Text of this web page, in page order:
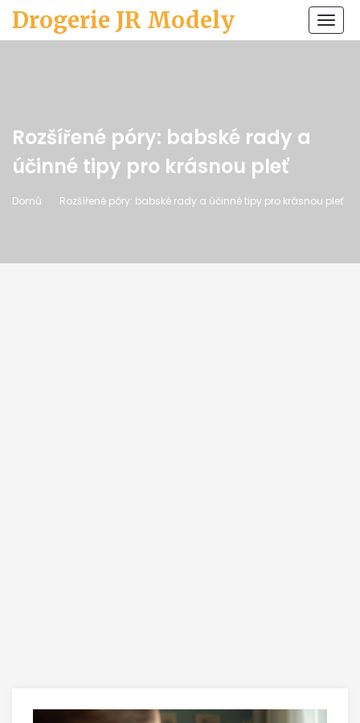
Drogerie JR Modely
Rozšířené póry: babské rady a
účinné tipy pro krásnou pleť
Domů Rozšířené póry: babské rady a účinné tipy pro krásnou pleť